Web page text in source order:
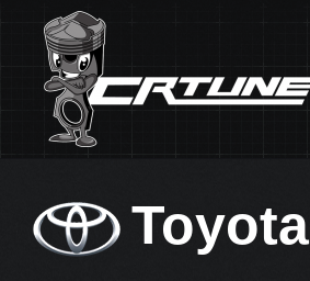
Toyota